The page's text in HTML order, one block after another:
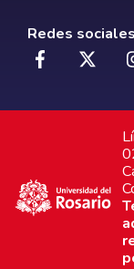
Redes sociales